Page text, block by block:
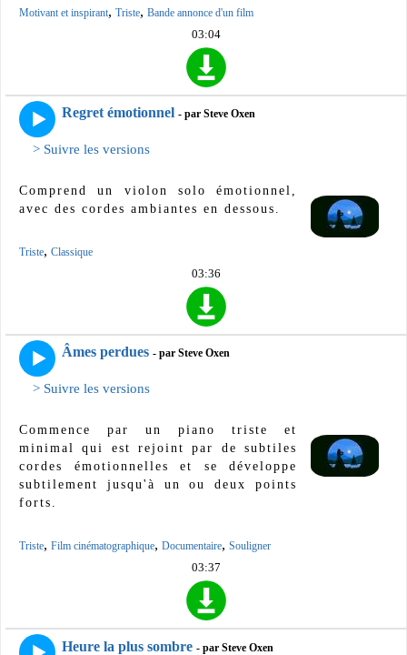
Motivant et inspirant, Triste, Bande annonce d'un film
03:04
Regret émotionnel - par Steve Oxen
> Suivre les versions
Comprend un violon solo émotionnel,
avec des cordes ambiantes en dessous.
Triste, Classique
03:36
Âmes perdues - par Steve Oxen
> Suivre les versions
Commence par un piano triste et
minimal qui est rejoint par de subtiles
cordes émotionnelles et se développe
subtilement jusqu'à un ou deux points
forts.
Triste, Film cinématographique, Documentaire, Souligner
03:37
Heure la plus sombre - par Steve Oxen